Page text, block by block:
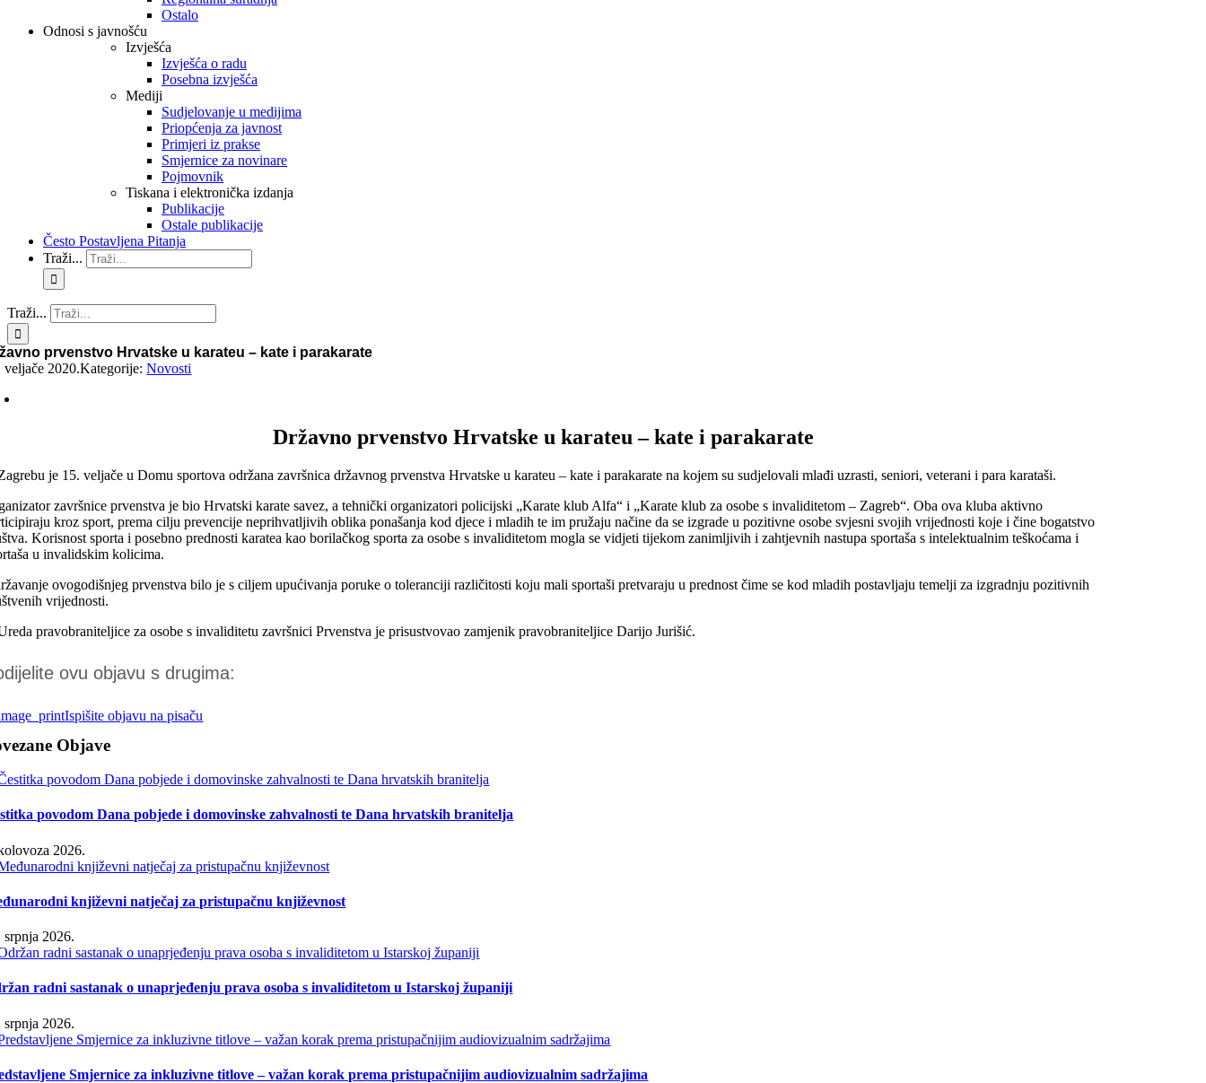
Ostalo
Odnosi s javnošću
Izvješća
Izvješća o radu
Posebna izvješća
Mediji
Sudjelovanje u medijima
Priopćenja za javnost
Primjeri iz prakse
Smjernice za novinare
Pojmovnik
Tiskana i elektronička izdanja
Publikacije
Ostale publikacije
Često Postavljena Pitanja
Traži...
Traži...
prvenstvo Hrvatske u karateu – kate i parakarate
veljače 2020.Kategorije:Novosti
Državno prvenstvo Hrvatske u karateu – kate i parakarate
je 15. veljače u Domu sportova održana završnica državnog prvenstva Hrvatske u karateu – kate i parakarate na kojem su sudjelovali mlađi uzrasti, seniori, veterani i para karataši.
završnice prvenstva je bio Hrvatski karate savez, a tehnički organizatori policijski „Karate klub Alfa“ i „Karate klub za osobe s invaliditetom – Zagreb“. Oba ova kluba aktivno
kroz sport, prema cilju prevencije neprihvatljivih oblika ponašanja kod djece i mladih te im pružaju načine da se izgrade u pozitivne osobe svjesni svojih vrijednosti koje i čine bogatstvo
Korisnost sporta i posebno prednosti karatea kao borilačkog sporta za osobe s invaliditetom mogla se vidjeti tijekom zanimljivih i zahtjevnih nastupa sportaša s intelektualnim teškoćama i
u invalidskim kolicima.
ovogodišnjeg prvenstva bilo je s ciljem upućivanja poruke o toleranciji različitosti koju mali sportaši pretvaraju u prednost čime se kod mladih postavljaju temelji za izgradnju pozitivnih
vrijednosti.
pravobraniteljice za osobe s invaliditetu završnici Prvenstva je prisustvovao zamjenik pravobraniteljice Darijo Jurišić.
ovu objavu s drugima:
Ispišite objavu na pisaču
Objave
povodom Dana pobjede i domovinske zahvalnosti te Dana hrvatskih branitelja
2026.
književni natječaj za pristupačnu književnost
srpnja 2026.
radni sastanak o unaprjeđenju prava osoba s invaliditetom u Istarskoj županiji
srpnja 2026.
Smjernice za inkluzivne titlove – važan korak prema pristupačnijim audiovizualnim sadržajima